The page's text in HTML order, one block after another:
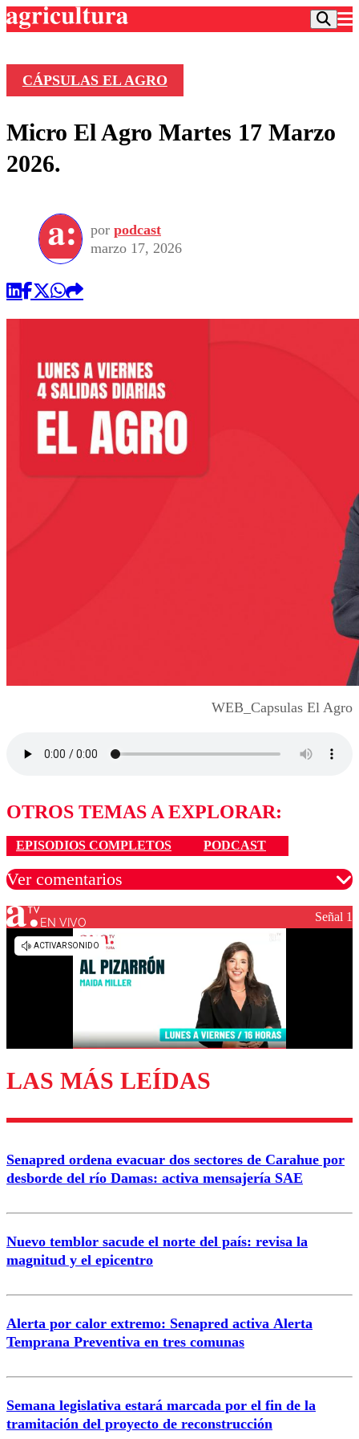
Frecuencias
Motor
Otros Deportes
Dato Practico
Vida Social
Publicaciones en medios
Comercial
CÁPSULAS EL AGRO
Micro El Agro Martes 17 Marzo
2026.
por podcast
marzo 17, 2026
WEB_Capsulas El Agro
OTROS TEMAS A EXPLORAR:
EPISODIOS COMPLETOS PODCAST
Ver comentarios
Los comentarios son moderados para garantizar un
diálogo respetuoso.
Enviar comentario
EN VIVO Señal 1
LAS MÁS LEÍDAS
Senapred ordena evacuar dos sectores de Carahue por
desborde del río Damas: activa mensajería SAE
Nuevo temblor sacude el norte del país: revisa la
magnitud y el epicentro
Alerta por calor extremo: Senapred activa Alerta
Temprana Preventiva en tres comunas
Semana legislativa estará marcada por el fin de la
tramitación del proyecto de reconstrucción